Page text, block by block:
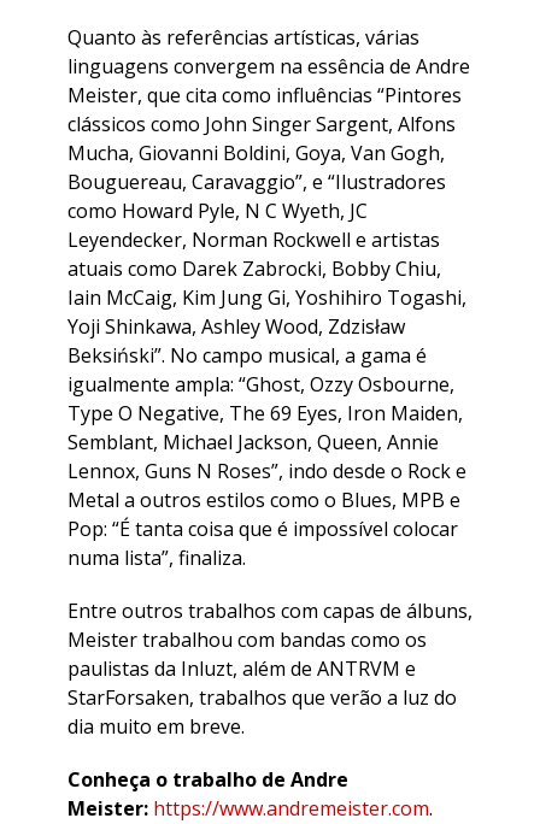
Quanto às referências artísticas, várias
linguagens convergem na essência de Andre
Meister, que cita como influências “Pintores
clássicos como John Singer Sargent, Alfons
Mucha, Giovanni Boldini, Goya, Van Gogh,
Bouguereau, Caravaggio”, e “Ilustradores
como Howard Pyle, N C Wyeth, JC
Leyendecker, Norman Rockwell e artistas
atuais como Darek Zabrocki, Bobby Chiu,
Iain McCaig, Kim Jung Gi, Yoshihiro Togashi,
Yoji Shinkawa, Ashley Wood, Zdzisław
Beksiński”. No campo musical, a gama é
igualmente ampla: “Ghost, Ozzy Osbourne,
Type O Negative, The 69 Eyes, Iron Maiden,
Semblant, Michael Jackson, Queen, Annie
Lennox, Guns N Roses”, indo desde o Rock e
Metal a outros estilos como o Blues, MPB e
Pop: “É tanta coisa que é impossível colocar
numa lista”, finaliza.
Entre outros trabalhos com capas de álbuns,
Meister trabalhou com bandas como os
paulistas da Inluzt, além de ANTRVM e
StarForsaken, trabalhos que verão a luz do
dia muito em breve.
Conheça o trabalho de Andre
Meister: https://www.andremeister.com.